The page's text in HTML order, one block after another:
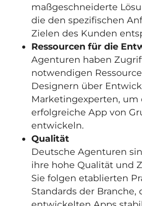
maßgeschneiderte
die den spezifischen
Zielen des Kunden
Ressourcen für die
Agenturen haben
notwendigen
Designern über
Marketingexperten, um
erfolgreiche App von
entwickeln.
Qualität
Deutsche Agenturen
ihre hohe Qualität und
Sie folgen etablierten
Standards der Branche,